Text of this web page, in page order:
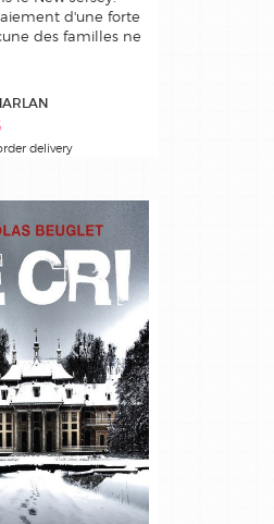
d'une forte
des familles ne
delivery